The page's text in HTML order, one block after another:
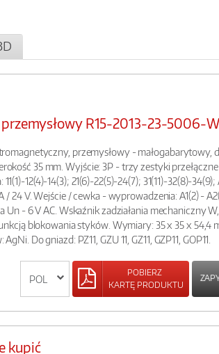
R15-2013-23-5006-
przemysłowy - małogabarytowy,
35 mm. Wyjście: 3P - trzy zestyki
12(4)-14(3); 21(6)-22(5)-24(7); 31(11)-32(8)-34(9);
/ 24 V. Wejście / cewka - wyprowadzenia: A1(2) -
Un - 6 V AC. Wskaźnik zadziałania mechaniczny
blokowania styków. Wymiary: 35 x 35 x 54,4
Do gniazd: PZ11, GZU 11, GZ11, GZP11, GOP11.
POBIERZ
KARTĘ PRODUKTU
kupić